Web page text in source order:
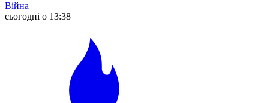
Війна
сьогодні о 13:38